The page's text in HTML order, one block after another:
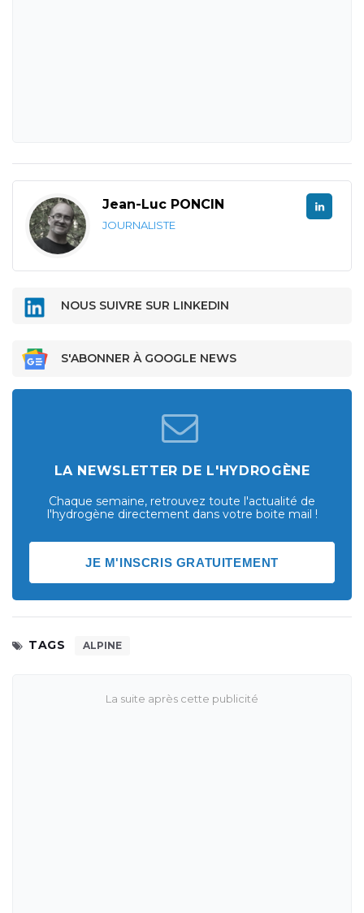
Jean-Luc PONCIN
JOURNALISTE
NOUS SUIVRE SUR LINKEDIN
S'ABONNER À GOOGLE NEWS
LA NEWSLETTER DE L'HYDROGÈNE
Chaque semaine, retrouvez toute l'actualité de
l'hydrogène directement dans votre boite mail !
JE M'INSCRIS GRATUITEMENT
TAGS ALPINE